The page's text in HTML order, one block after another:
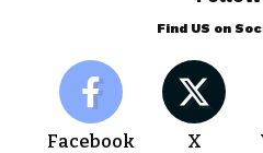
Find US on
Facebook X